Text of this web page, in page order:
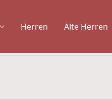
Herren Alte Herren